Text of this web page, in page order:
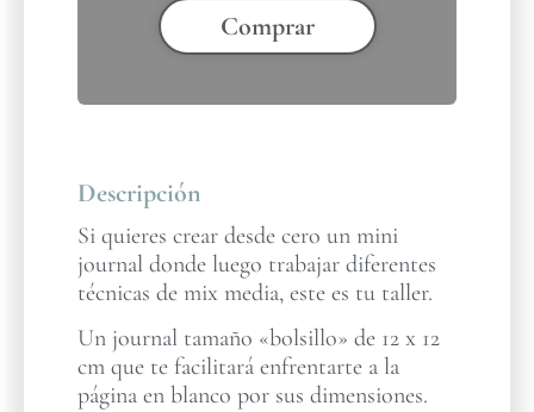
Comprar
Descripción
Si quieres crear desde cero un mini
journal donde luego trabajar diferentes
técnicas de mix media, este es tu taller.
Un journal tamaño «bolsillo» de 12 x 12
cm que te facilitará enfrentarte a la
página en blanco por sus dimensiones.